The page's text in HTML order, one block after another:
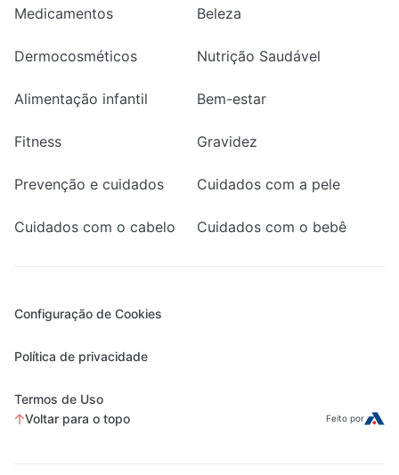
Medicamentos Beleza
Dermocosméticos Nutrição Saudável
Alimentação infantil Bem-estar
Fitness Gravidez
Prevenção e cuidados Cuidados com a pele
Cuidados com o cabelo Cuidados com o bebê
Configuração de Cookies
Política de privacidade
Termos de Uso
Voltar para o topo
Feito por